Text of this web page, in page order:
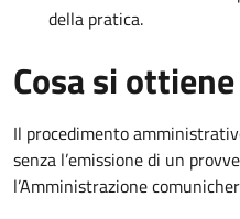
della pratica.
Cosa si ottiene
Il procedimento
senza l’emissione di un
l’Amministrazione